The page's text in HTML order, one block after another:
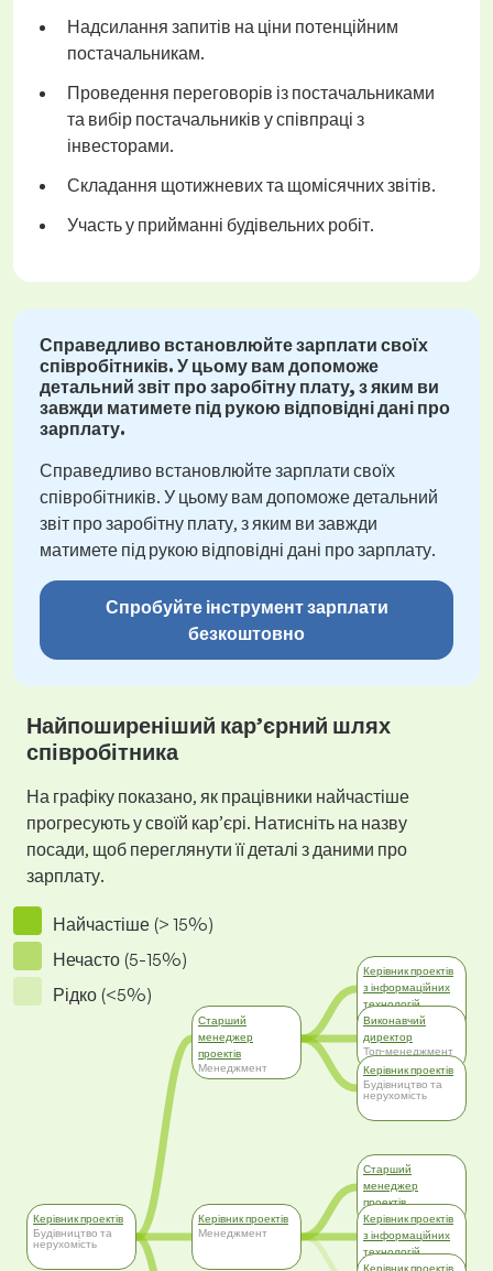
Надсилання запитів на ціни потенційним
постачальникам.
Проведення переговорів із постачальниками
та вибір постачальників у співпраці з
інвесторами.
Складання щотижневих та щомісячних звітів.
Участь у прийманні будівельних робіт.
Справедливо встановлюйте зарплати своїх
співробітників. У цьому вам допоможе
детальний звіт про заробітну плату, з яким ви
завжди матимете під рукою відповідні дані про
зарплату.
Справедливо встановлюйте зарплати своїх
співробітників. У цьому вам допоможе детальний
звіт про заробітну плату, з яким ви завжди
матимете під рукою відповідні дані про зарплату.
Спробуйте інструмент зарплати
безкоштовно
Найпоширеніший кар’єрний шлях
співробітника
На графіку показано, як працівники найчастіше
прогресують у своїй кар’єрі. Натисніть на назву
посади, щоб переглянути її деталі з даними про
зарплату.
Найчастіше (> 15%)
Нечасто (5-15%)
Рідко (<5%)
Керівник проектів
Будівництво та
нерухомість
Старший
менеджер
проектів
Менеджмент
Керівник проектів
Менеджмент
Керівник проектів
з інформаційних
технологій
Інформаційні
технології (IT)
Виконавчий
директор
Топ-менеджмент
Керівник проектів
Будівництво та
нерухомість
Старший
менеджер
проектів
Менеджмент
Керівник проектів
з інформаційних
технологій
Інформаційні
Керівник проектів